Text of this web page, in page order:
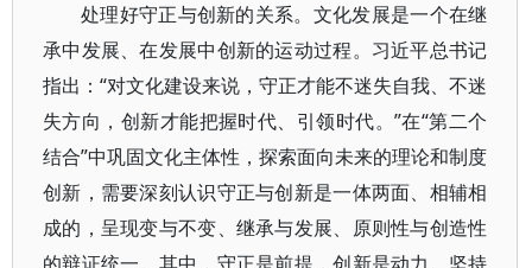
处理好守正与创新的关系。文化发展是一个在继
承中发展、在发展中创新的运动过程。习近平总书记
指出：“对文化建设来说，守正才能不迷失自我、不迷
失方向，创新才能把握时代、引领时代。”在“第二个
结合”中巩固文化主体性，探索面向未来的理论和制度
创新，需要深刻认识守正与创新是一体两面、相辅相
成的，呈现变与不变、继承与发展、原则性与创造性